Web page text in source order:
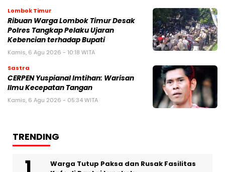
Lombok Timur
Ribuan Warga Lombok Timur Desak
Polres Tangkap Pelaku Ujaran
Kebencian terhadap Bupati
Kamis, 6 Agu 2026 - 10:18 WITA
Sastra
CERPEN Yuspianal Imtihan: Warisan
Ilmu Kecepatan Tangan
Kamis, 6 Agu 2026 - 05:34 WITA
TRENDING
Warga Tutup Paksa dan Rusak Fasilitas